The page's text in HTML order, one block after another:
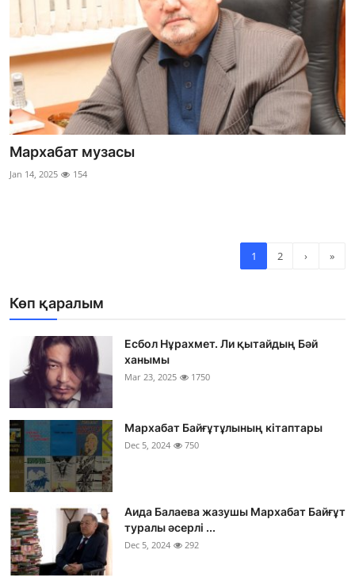
Мархабат музасы
Jan 14, 2025 154
1 2 › »
Көп қаралым
Есбол Нұрахмет. Ли қытайдың Бәй
ханымы
Mar 23, 2025 1750
Мархабат Байғұтұлының кітаптары
Dec 5, 2024 750
Аида Балаева жазушы Мархабат Байғұт
туралы әсерлі ...
Dec 5, 2024 292